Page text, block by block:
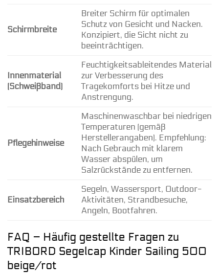
Schirmbreite
Breiter Schirm für optimalen
Schutz von Gesicht und Nacken.
Konzipiert, die Sicht nicht zu
beeinträchtigen.
Innenmaterial
(Schweißband)
Feuchtigkeitsableitendes Material
zur Verbesserung des
Tragekomforts bei Hitze und
Anstrengung.
Pflegehinweise
Maschinenwaschbar bei niedrigen
Temperaturen (gemäß
Herstellerangaben). Empfehlung:
Nach Gebrauch mit klarem
Wasser abspülen, um
Salzrückstände zu entfernen.
Einsatzbereich
Segeln, Wassersport, Outdoor-
Aktivitäten, Strandbesuche,
Angeln, Bootfahren.
FAQ – Häufig gestellte Fragen zu
TRIBORD Segelcap Kinder Sailing 500
beige/rot